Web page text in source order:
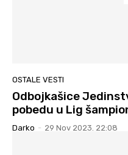
OSTALE VESTI
Odbojkašice
pobedu u Lig
Darko - 29 Nov 2023. 22:08